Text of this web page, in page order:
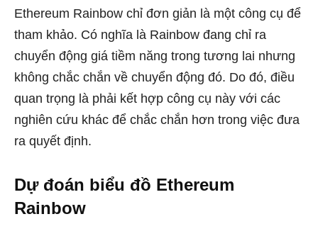
Ethereum Rainbow chỉ đơn giản là một công cụ để
tham khảo. Có nghĩa là Rainbow đang chỉ ra
chuyển động giá tiềm năng trong tương lai nhưng
không chắc chắn về chuyển động đó. Do đó, điều
quan trọng là phải kết hợp công cụ này với các
nghiên cứu khác để chắc chắn hơn trong việc đưa
ra quyết định.
Dự đoán biểu đồ Ethereum
Rainbow